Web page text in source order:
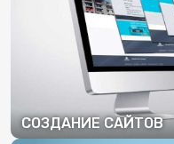
СОЗДАНИЕ САЙТОВ